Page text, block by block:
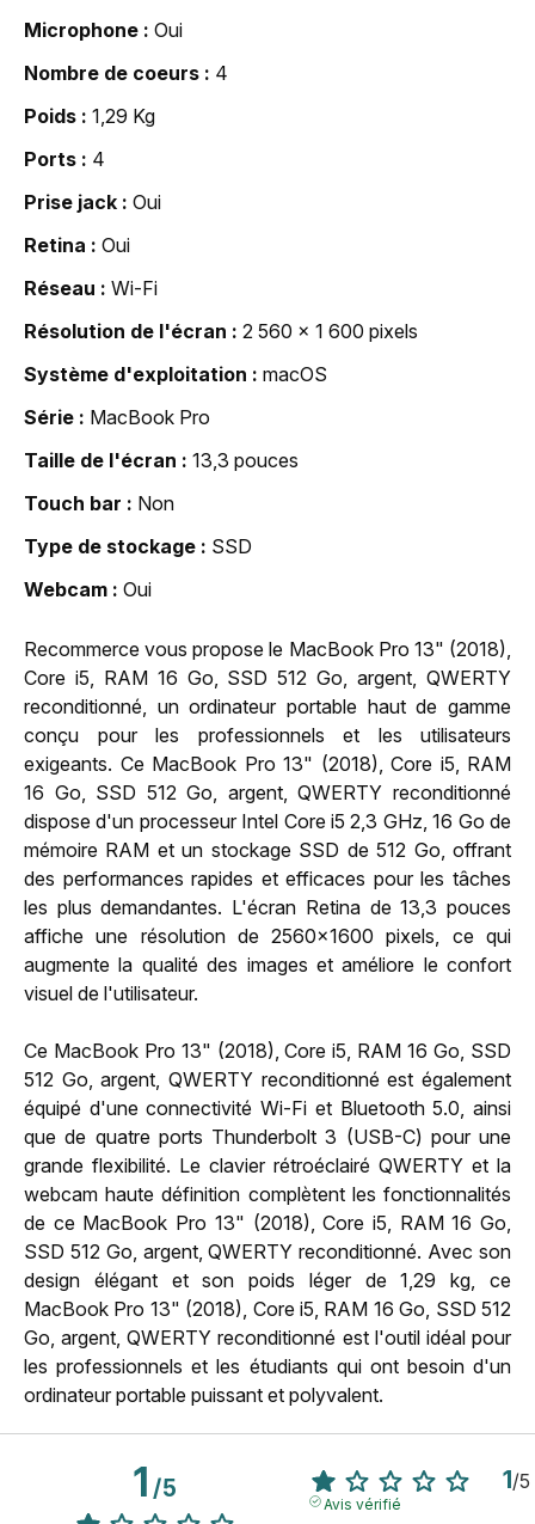
Microphone
Oui
Nombre de coeurs
4
Poids
1,29 Kg
Ports
4
Prise jack
Oui
Retina
Oui
Réseau
Wi-Fi
Résolution de l'écran
2 560 x 1 600 pixels
Système d'exploitation
macOS
Série
MacBook Pro
Taille de l'écran
13,3 pouces
Touch bar
Non
Type de stockage
SSD
Webcam
Oui
Recommerce vous propose le MacBook Pro 13" (2018),
Core i5, RAM 16 Go, SSD 512 Go, argent, QWERTY
reconditionné, un ordinateur portable haut de gamme
conçu pour les professionnels et les utilisateurs
exigeants. Ce MacBook Pro 13" (2018), Core i5, RAM
16 Go, SSD 512 Go, argent, QWERTY reconditionné
dispose d'un processeur Intel Core i5 2,3 GHz, 16 Go de
mémoire RAM et un stockage SSD de 512 Go, offrant
des performances rapides et efficaces pour les tâches
les plus demandantes. L'écran Retina de 13,3 pouces
affiche une résolution de 2560x1600 pixels, ce qui
augmente la qualité des images et améliore le confort
visuel de l'utilisateur.
Ce MacBook Pro 13" (2018), Core i5, RAM 16 Go, SSD
512 Go, argent, QWERTY reconditionné est également
équipé d'une connectivité Wi-Fi et Bluetooth 5.0, ainsi
que de quatre ports Thunderbolt 3 (USB-C) pour une
grande flexibilité. Le clavier rétroéclairé QWERTY et la
webcam haute définition complètent les fonctionnalités
de ce MacBook Pro 13" (2018), Core i5, RAM 16 Go,
SSD 512 Go, argent, QWERTY reconditionné. Avec son
design élégant et son poids léger de 1,29 kg, ce
MacBook Pro 13" (2018), Core i5, RAM 16 Go, SSD 512
Go, argent, QWERTY reconditionné est l'outil idéal pour
les professionnels et les étudiants qui ont besoin d'un
ordinateur portable puissant et polyvalent.
1/5 1/5
Avis vérifié